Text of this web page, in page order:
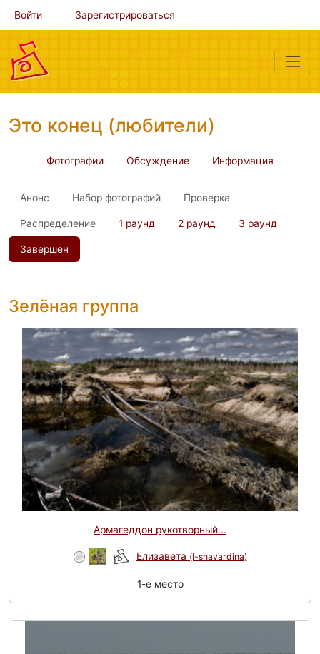
Войти Зарегистрироваться
Это конец (любители)
Фотографии Обсуждение Информация
Анонс Набор фотографий Проверка
Распределение 1 раунд 2 раунд 3 раунд
Завершен
Зелёная группа
Армагеддон рукотворный...
Елизавета (l-shavardina)
1-e место